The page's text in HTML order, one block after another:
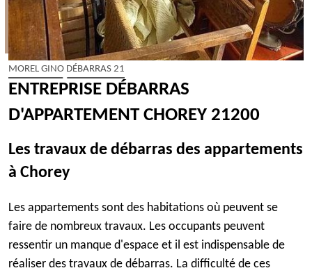
MOREL GINO DÉBARRAS 21
ENTREPRISE DÉBARRAS
D'APPARTEMENT CHOREY 21200
Les travaux de débarras des appartements
à Chorey
Les appartements sont des habitations où peuvent se
faire de nombreux travaux. Les occupants peuvent
ressentir un manque d'espace et il est indispensable de
réaliser des travaux de débarras. La difficulté de ces